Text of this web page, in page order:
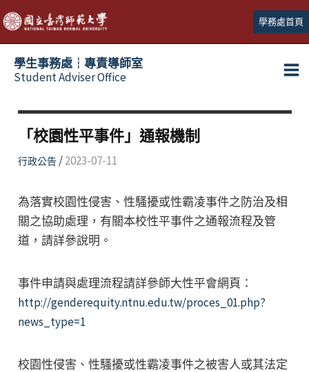
跳
至
主
學務處首頁
學生事務處┆專責導師室
Student Adviser Office
「校園性平事件」通報機制
行政公告/2023-07-11
為落實校園性侵害、性騷擾或性霸凌事件之防治及相
關之協助處理，有關本校性平事件之通報流程及管
道，請詳參說明。
事件申請與處理流程請詳參師大性平會網頁：
http://genderequity.ntnu.edu.tw/proces_01.php?
news_type=1
校園性侵害、性騷擾或性霸凌事件之被害人或其法定